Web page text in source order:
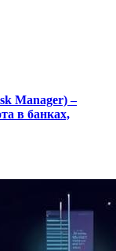
Manager) –
в банках,